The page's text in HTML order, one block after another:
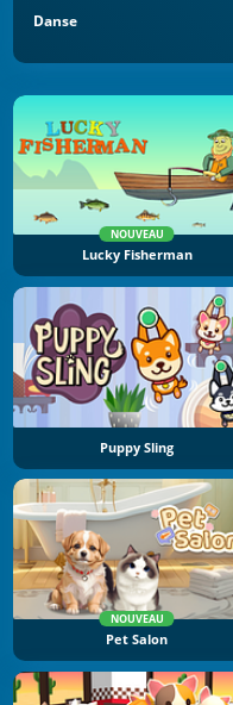
Danse
NOUVEAU
Lucky Fisherman
Puppy Sling
NOUVEAU
Pet Salon